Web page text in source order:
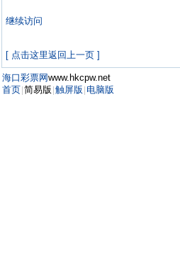
继续访问
[ 点击这里返回上一页 ]
海口彩票网www.hkcpw.net
首页 简易版 触屏版 电脑版